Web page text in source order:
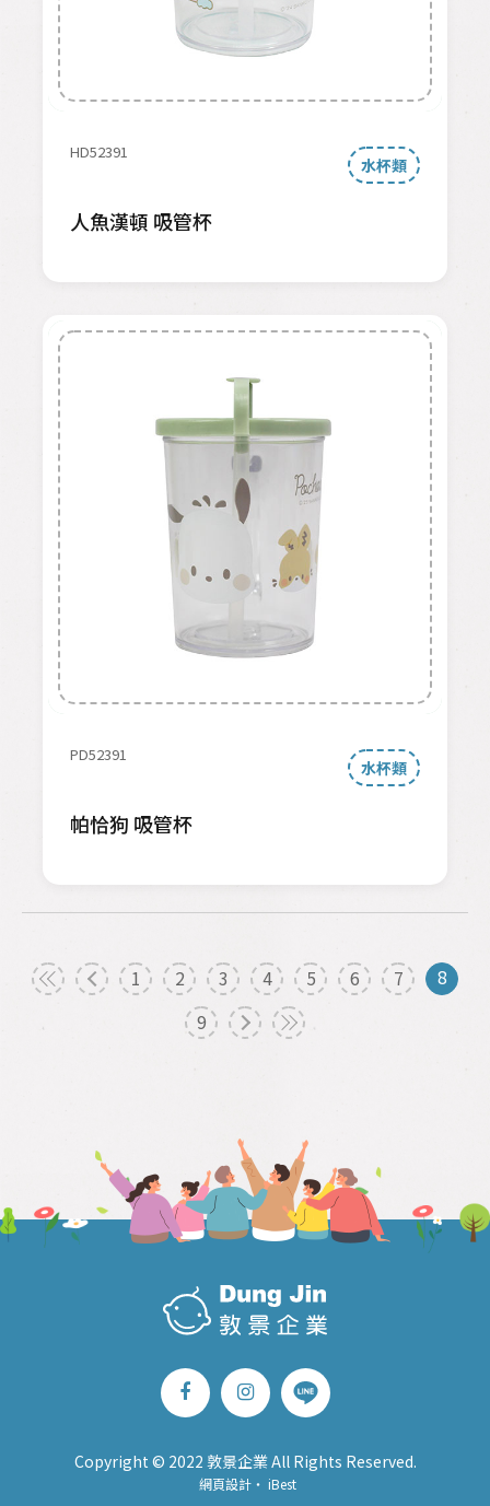
HD52391
水杯類
人魚漢頓 吸管杯
PD52391
水杯類
帕恰狗 吸管杯
1 2 3 4 5 6 7
8
9
Copyright © 2022 敦景企業 All Rights Reserved.
網頁設計‧ iBest